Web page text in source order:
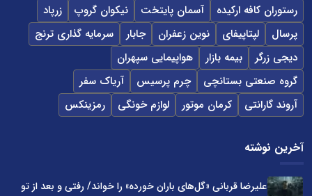
رستوران کافه ارکیده
آسمان پایتخت نیکوان گروپ
زرپاد
پرسال
لپتاپیفای نوین زعفران جابار
سرمایه گذاری ترنج
دیجی زرگر
بیمه بازار
هواپیمایی سپهران
گروه صنعتی بستانچی
چرم پرسیس
آریاک سفر
آروند گارانتی
کرمان موتور لوازم خونگی رمزینکس
آخرین نوشته
علیرضا قربانی «گل‌های باران خورده» را خواند/ رفتی و بعد از تو